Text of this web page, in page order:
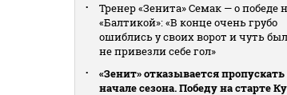
Тренер «Зенита» Семак — о победе
«Балтикой»: «В конце очень грубо
ошиблись у своих ворот и чуть
не привезли себе гол»
«Зенит» отказывается пропускать
начале сезона. Победу на старте